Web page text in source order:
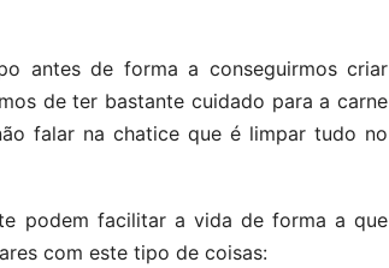
antes de forma a conseguirmos criar
de ter bastante cuidado para a carne
falar na chatice que é limpar tudo no
podem facilitar a vida de forma a que
com este tipo de coisas: